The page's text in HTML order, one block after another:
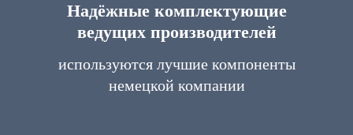
Надёжные комплектующие
ведущих производителей
используются лучшие компоненты
немецкой компании